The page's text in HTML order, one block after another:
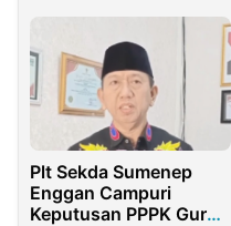
Plt Sekda Sumenep
Enggan Campuri
Keputusan PPPK Guru